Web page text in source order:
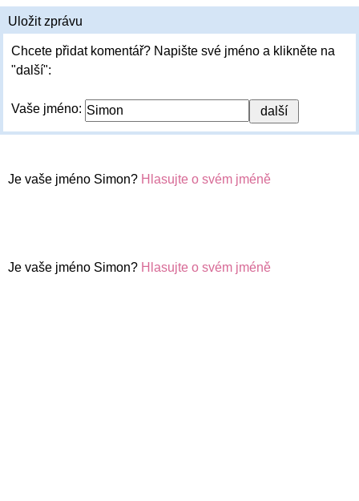
Uložit zprávu
Chcete přidat komentář? Napište své jméno a klikněte na
"další":
Vaše jméno:
Je vaše jméno Simon? Hlasujte o svém jméně
Je vaše jméno Simon? Hlasujte o svém jméně